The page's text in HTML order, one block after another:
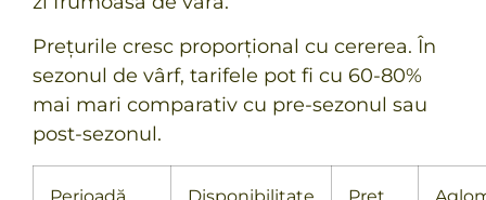
Prețurile cresc proporțional cu cererea. În
sezonul de vârf, tarifele pot fi cu 60-80%
mai mari comparativ cu pre-sezonul sau
post-sezonul.
Perioadă Disponibilitate
Preț